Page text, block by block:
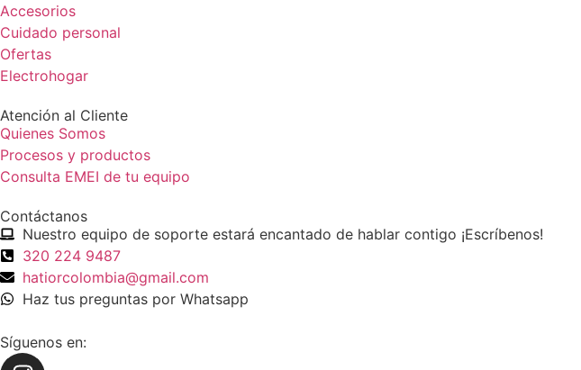
Accesorios
Cuidado personal
Ofertas
Electrohogar
Atención al Cliente
Quienes Somos
Procesos y productos
Consulta EMEI de tu equipo
Contáctanos
Nuestro equipo de soporte estará encantado de hablar contigo ¡Escríbenos!
320 224 9487
hatiorcolombia@gmail.com
Haz tus preguntas por Whatsapp
Síguenos en: